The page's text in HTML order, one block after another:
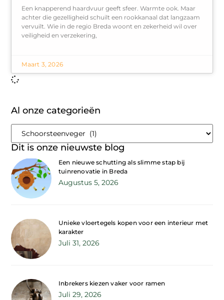
Een knapperend haardvuur geeft sfeer. Warmte ook. Maar
achter die gezelligheid schuilt een rookkanaal dat langzaam
vervuilt. Wie in de regio Breda woont en zekerheid wil over
veiligheid en verzekering,
Maart 3, 2026
Al onze categorieën
Dit is onze nieuwste blog
Een nieuwe schutting als slimme stap bij
tuinrenovatie in Breda
Augustus 5, 2026
Unieke vloertegels kopen voor een interieur met
karakter
Juli 31, 2026
Inbrekers kiezen vaker voor ramen
Juli 29, 2026